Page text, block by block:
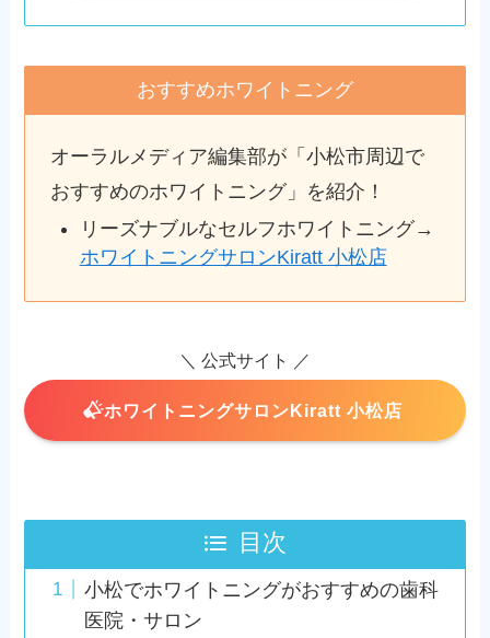
おすすめホワイトニング
オーラルメディア編集部が「小松市周辺で
おすすめのホワイトニング」を紹介！
リーズナブルなセルフホワイトニング→
ホワイトニングサロンKiratt 小松店
＼ 公式サイト ／
ホワイトニングサロンKiratt 小松店
目次
小松でホワイトニングがおすすめの歯科
医院・サロン